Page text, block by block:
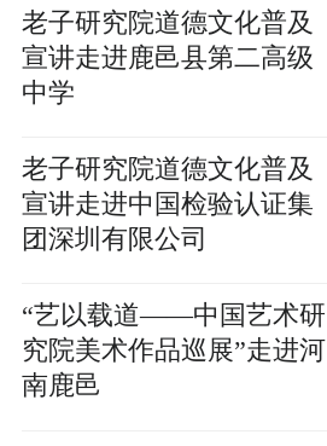
老子研究院道德文化普及
宣讲走进鹿邑县第二高级
中学
老子研究院道德文化普及
宣讲走进中国检验认证集
团深圳有限公司
“艺以载道——中国艺术研
究院美术作品巡展”走进河
南鹿邑